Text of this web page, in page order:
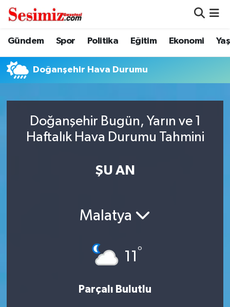
Gündem Spor Politika Eğitim Ekonomi
Doğanşehir Hava Durumu
Doğanşehir Bugün, Yarın ve 1
Haftalık Hava Durumu Tahmini
ŞU AN
Malatya
11 °
Parçalı Bulutlu
Dünya
Eğitim
Genel
Gündem
Nöbetçi Eczaneler
Hava Durumu
Trafik Durumu
Süper Lig Puan Durumu ve Fikstür